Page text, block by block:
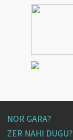
NOR GARA?
ZER NAHI DUGU?